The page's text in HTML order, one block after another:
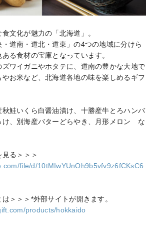
文化が魅力の「北海道」。
道南・道北・道東」の4つの地域に分けら
る食材の宝庫となっています。
ワイガニやホタテに、道南の豊かな大地で
お米など、北海道各地の味を楽しめるギフ
鮭いくら白醤油漬け、十勝産牛とろハンバ
、別海産バターどらやき、月形メロン　な
file/d/10tMIwYUnOh9b5vfv9z6fCKsC6
products/hokkaido